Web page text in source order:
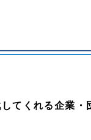
てくれる企業・